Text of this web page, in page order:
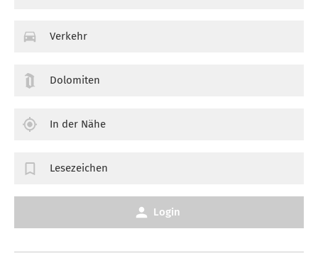
Verkehr
Dolomiten
In der Nähe
Lesezeichen
Login